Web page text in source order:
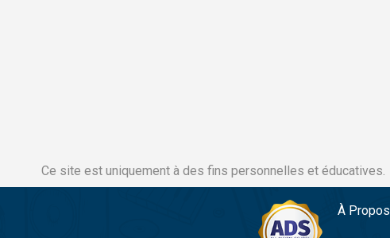
Ce site est uniquement à des fins personnelles et éducatives.
À Propos